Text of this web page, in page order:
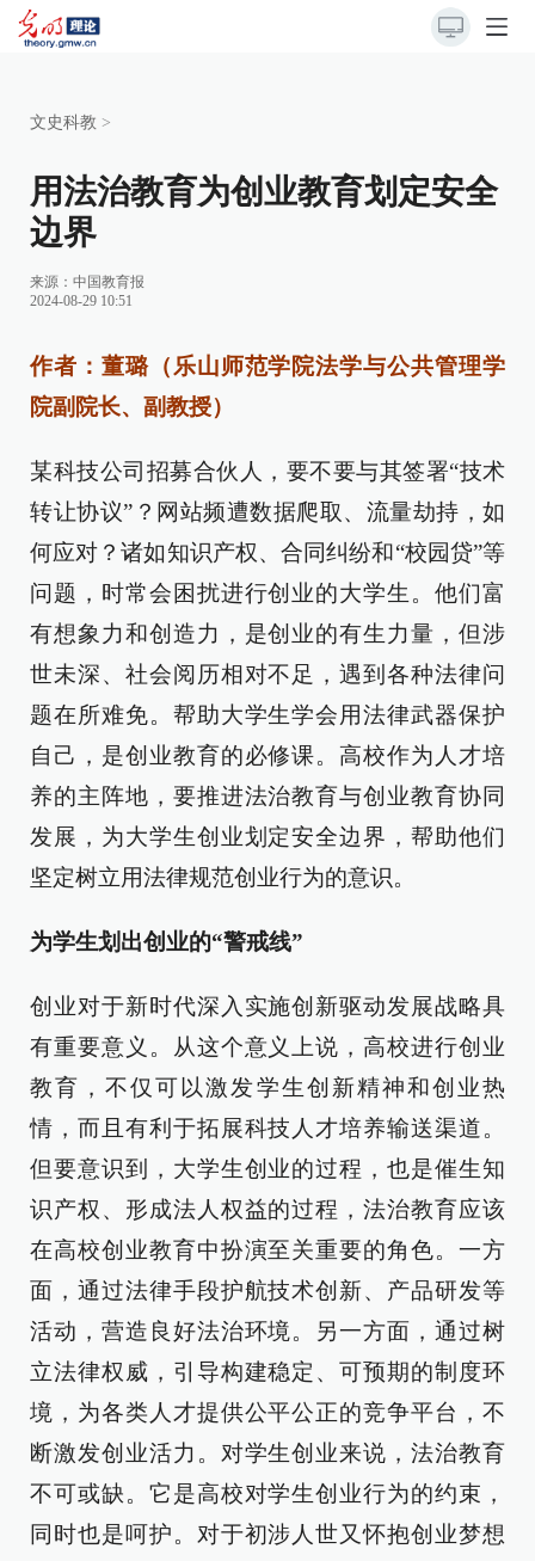
文史科教 >
用法治教育为创业教育划定安全
边界
来源： 中国教育报
2024-08-29 10:51
作者：董璐（乐山师范学院法学与公共管理学
院副院长、副教授）
某科技公司招募合伙人，要不要与其签署“技术
转让协议”？网站频遭数据爬取、流量劫持，如
何应对？诸如知识产权、合同纠纷和“校园贷”等
问题，时常会困扰进行创业的大学生。他们富
有想象力和创造力，是创业的有生力量，但涉
世未深、社会阅历相对不足，遇到各种法律问
题在所难免。帮助大学生学会用法律武器保护
自己，是创业教育的必修课。高校作为人才培
养的主阵地，要推进法治教育与创业教育协同
发展，为大学生创业划定安全边界，帮助他们
坚定树立用法律规范创业行为的意识。
为学生划出创业的“警戒线”
创业对于新时代深入实施创新驱动发展战略具
有重要意义。从这个意义上说，高校进行创业
教育，不仅可以激发学生创新精神和创业热
情，而且有利于拓展科技人才培养输送渠道。
但要意识到，大学生创业的过程，也是催生知
识产权、形成法人权益的过程，法治教育应该
在高校创业教育中扮演至关重要的角色。一方
面，通过法律手段护航技术创新、产品研发等
活动，营造良好法治环境。另一方面，通过树
立法律权威，引导构建稳定、可预期的制度环
境，为各类人才提供公平公正的竞争平台，不
断激发创业活力。对学生创业来说，法治教育
不可或缺。它是高校对学生创业行为的约束，
同时也是呵护。对于初涉人世又怀抱创业梦想